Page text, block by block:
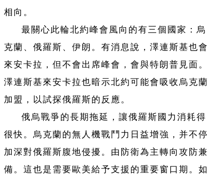
相向。
最關心此輪北約峰會風向的有三個國家：烏
克蘭、俄羅斯、伊朗。有消息說，澤連斯基也會
來安卡拉，但不會出席峰會，會與特朗普見面。
澤連斯基來安卡拉也暗示北約可能會吸收烏克蘭
加盟，以試探俄羅斯的反應。
俄烏戰爭的長期拖延，讓俄羅斯國力消耗得
很快。烏克蘭的無人機戰鬥力日益增強，并不停
加深對俄羅斯腹地侵擾。由防衛為主轉向攻防兼
備。這也是需要歐美給予支援的重要窗口期。如